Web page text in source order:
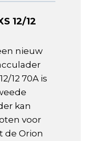
12/12
nieuw
12 70A is
kan
voor
de Orion